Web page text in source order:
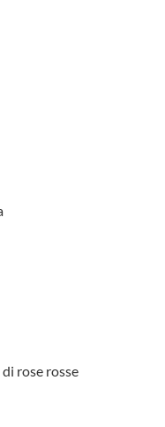
rose rosse